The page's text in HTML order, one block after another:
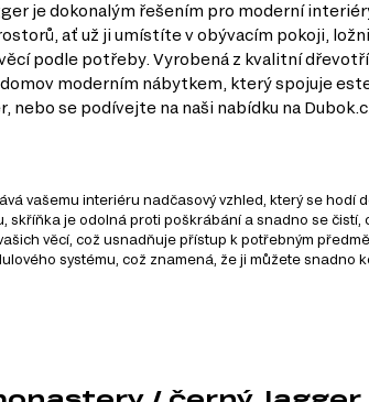
je dokonalým řešením pro moderní
ať už ji umístíte v obývacím pokoji,
podle potřeby. Vyrobená z kvalitní
moderním nábytkem, který spojuje
se podívejte na naši nabídku na
vašemu interiéru nadčasový vzhled, který se hodí
skříňka je odolná proti poškrábání a snadno se čistí,
věcí, což usnadňuje přístup k potřebným
systému, což znamená, že ji můžete snadno